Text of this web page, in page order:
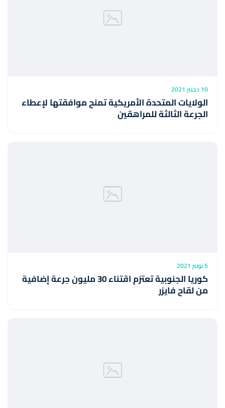
10 دجنبر 2021
الولايات المتحدة الأمريكية تمنح موافقتها لإعطاء
الجرعة الثالثة للمراهقين
5 نونبر 2021
كوريا الجنوبية تعتزم اقتناء 30 مليون جرعة إضافية
من لقاح فايزر